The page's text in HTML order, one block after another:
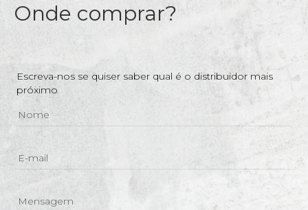
Onde comprar?
Escreva-nos se quiser saber qual é o distribuidor mais
próximo